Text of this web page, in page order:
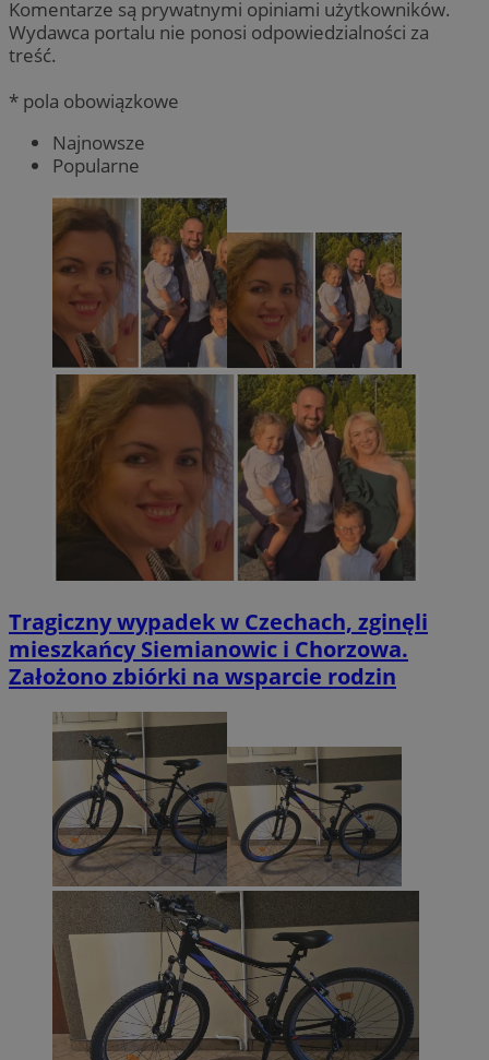
Komentarze są prywatnymi opiniami użytkowników.
Wydawca portalu nie ponosi odpowiedzialności za
treść.
* pola obowiązkowe
Najnowsze
Popularne
Tragiczny wypadek w Czechach, zginęli
mieszkańcy Siemianowic i Chorzowa.
Założono zbiórki na wsparcie rodzin